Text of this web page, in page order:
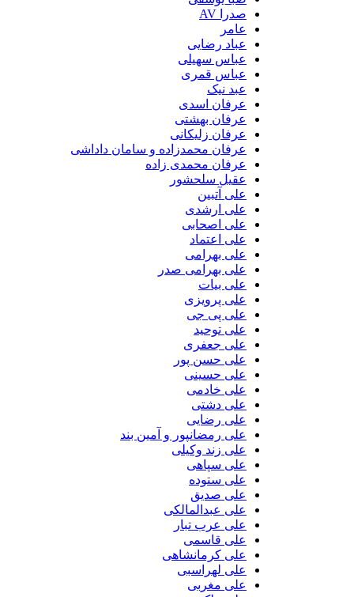
صدرا AV
عامر
عباد رضایی
عباس سهیلی
عباس قمری
عبد نیک
عرفان اسدی
عرفان بهشتی
عرفان زلیکانی
عرفان محمدزاده و سامان داداشی
عرفان محمدی زاده
عقیل سلحشور
علی آتبین
علی ارشدی
علی اصحابی
علی اعتماد
علی بهرامی
علی بهرامی صدر
علی بیات
علی پرویزی
علی پی جی
علی توحید
علی جعفری
علی حسن پور
علی حسینی
علی خادمی
علی دشتی
علی رضایی
علی رمضانپور و آمین بند
علی زند وکیلی
علی سپاهی
علی ستوده
علی صدیق
علی عبدالمالکی
علی عرب تبار
علی قاسمی
علی کرمانشاهی
علی لهراسبی
علی مغربی